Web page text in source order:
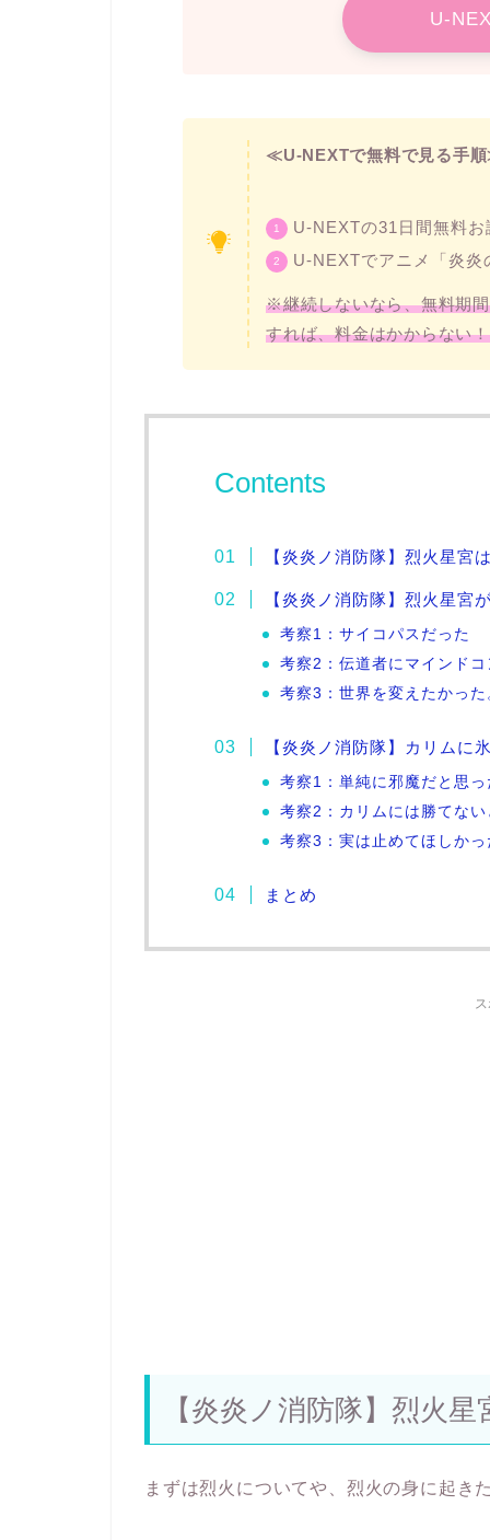
U-
≪U-NEXTで無料で見る手
U-NEXTの31日間無料
U-NEXTでアニメ「炎炎
※継続しないなら、無料期
すれば、料金はかからない！
Contents
【炎炎ノ消防隊】烈火星宮
【炎炎ノ消防隊】烈火星宮
考察1：サイコパスだった
考察2：伝道者にマインド
考察3：世界を変えたかった
【炎炎ノ消防隊】カリムに
考察1：単純に邪魔だと思っ
考察2：カリムには勝てな
考察3：実は止めてほしかっ
まとめ
【炎炎ノ消防隊】烈火
まずは烈火についてや、烈火の身に起き